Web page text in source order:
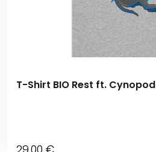
T-Shirt BIO Rest ft. Cynopod